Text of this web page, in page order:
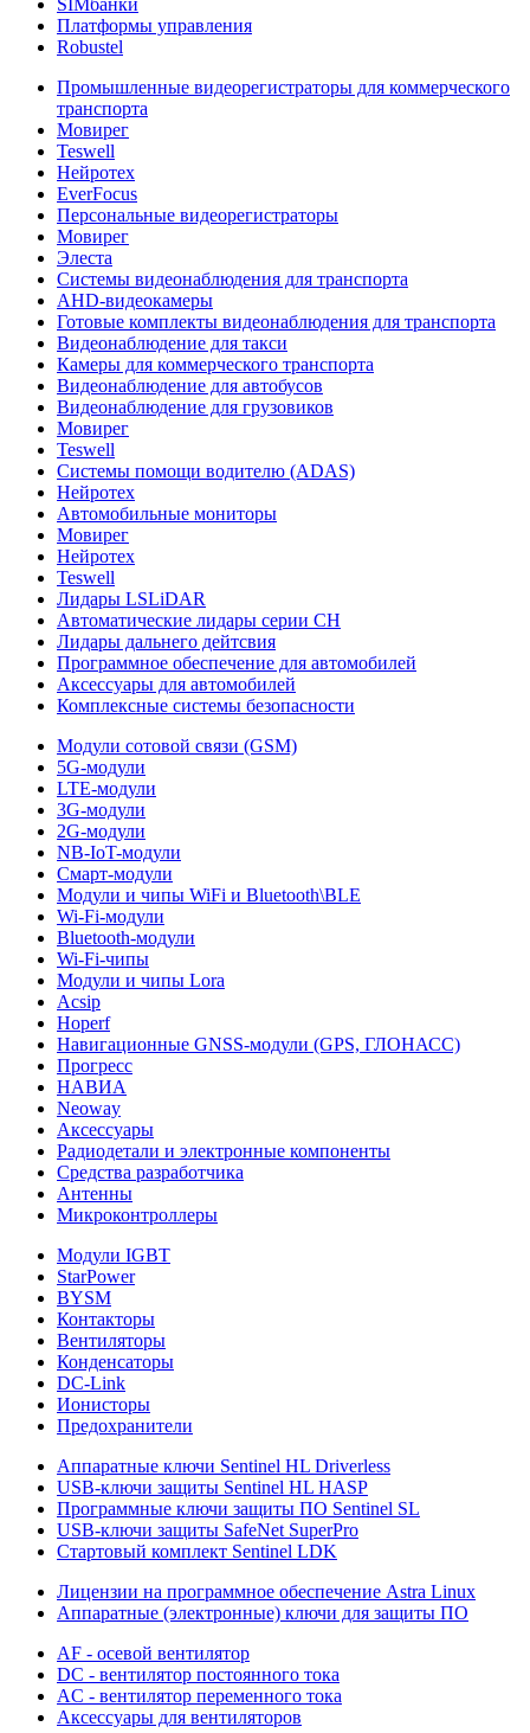
SIMбанки
Платформы управления
Robustel
Промышленные видеорегистраторы для коммерческого
транспорта
Мовирег
Teswell
Нейротех
EverFocus
Персональные видеорегистраторы
Мовирег
Элеста
Системы видеонаблюдения для транспорта
AHD-видеокамеры
Готовые комплекты видеонаблюдения для транспорта
Видеонаблюдение для такси
Камеры для коммерческого транспорта
Видеонаблюдение для автобусов
Видеонаблюдение для грузовиков
Мовирег
Teswell
Системы помощи водителю (ADAS)
Нейротех
Автомобильные мониторы
Мовирег
Нейротех
Teswell
Лидары LSLiDAR
Автоматические лидары серии CH
Лидары дальнего дейтсвия
Программное обеспечение для автомобилей
Аксессуары для автомобилей
Комплексные системы безопасности
Модули сотовой связи (GSM)
5G-модули
LTE-модули
3G-модули
2G-модули
NB-IoT-модули
Смарт-модули
Модули и чипы WiFi и Bluetooth\BLE
Wi-Fi-модули
Bluetooth-модули
Wi-Fi-чипы
Модули и чипы Lora
Acsip
Hoperf
Навигационные GNSS-модули (GPS, ГЛОНАСС)
Прогресс
НАВИА
Neoway
Аксессуары
Радиодетали и электронные компоненты
Средства разработчика
Антенны
Микроконтроллеры
Модули IGBT
StarPower
BYSM
Контакторы
Вентиляторы
Конденсаторы
DC-Link
Ионисторы
Предохранители
Аппаратные ключи Sentinel HL Driverless
USB-ключи защиты Sentinel HL HASP
Программные ключи защиты ПО Sentinel SL
USB-ключи защиты SafeNet SuperPro
Стартовый комплект Sentinel LDK
Лицензии на программное обеспечение Astra Linux
Аппаратные (электронные) ключи для защиты ПО
AF - осевой вентилятор
DC - вентилятор постоянного тока
AC - вентилятор переменного тока
Аксессуары для вентиляторов